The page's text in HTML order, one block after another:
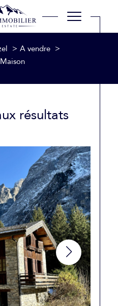
A vendre
Maison
résultats